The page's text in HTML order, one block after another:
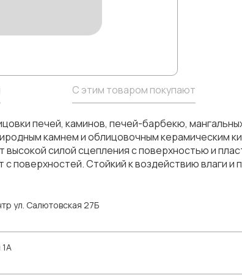
С этим товаром покупают
печей, каминов, печей-барбекю,
камнем и облицовочным керамическим
силой сцепления с поверхностью и
поверхностей. Стойкий к воздействию влаги
ул. Салютовская 27Б
1А